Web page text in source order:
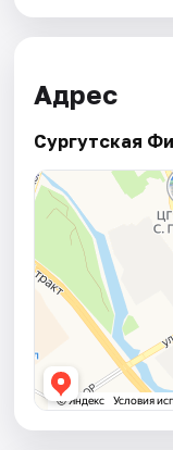
Адрес
Сургутская